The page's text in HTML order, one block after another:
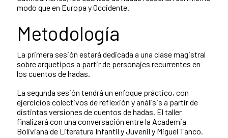
modo que en Europa y Occidente.
Metodología
La primera sesión estará dedicada a una clase magistral
sobre arquetipos a partir de personajes recurrentes en
los cuentos de hadas.
La segunda sesión tendrá un enfoque práctico, con
ejercicios colectivos de reflexión y análisis a partir de
distintas versiones de cuentos de hadas. El taller
finalizará con una conversación entre la Academia
Boliviana de Literatura Infantil y Juvenil y Miguel Tanco.